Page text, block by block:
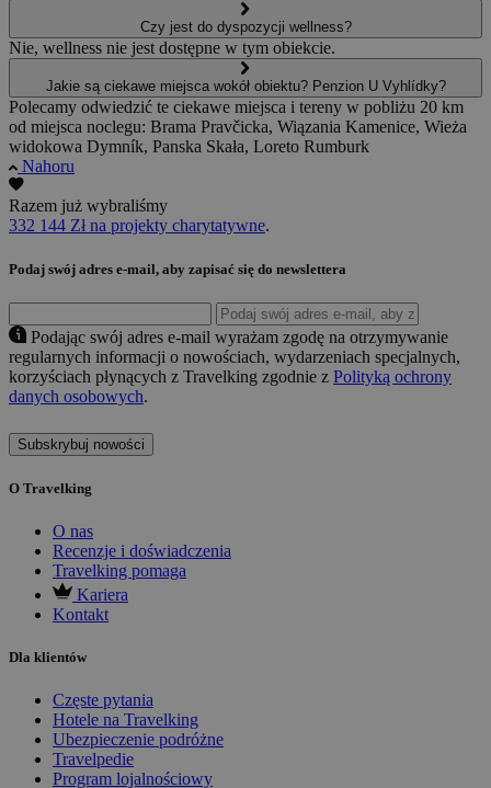
Czy jest do dyspozycji wellness?
Nie, wellness nie jest dostępne w tym obiekcie.
Jakie są ciekawe miejsca wokół obiektu? Penzion U Vyhlídky?
Polecamy odwiedzić te ciekawe miejsca i tereny w pobliżu 20 km
od miejsca noclegu: Brama Pravčicka, Wiązania Kamenice, Wieża
widokowa Dymník, Panska Skała, Loreto Rumburk
Nahoru
Razem już wybraliśmy
332 144 Zł na projekty charytatywne.
Podaj swój adres e-mail, aby zapisać się do newslettera
Podając swój adres e-mail wyrażam zgodę na otrzymywanie
regularnych informacji o nowościach, wydarzeniach specjalnych,
korzyściach płynących z Travelking zgodnie z Polityką ochrony
danych osobowych.
Subskrybuj nowości
O Travelking
O nas
Recenzje i doświadczenia
Travelking pomaga
Kariera
Kontakt
Dla klientów
Częste pytania
Hotele na Travelking
Ubezpieczenie podróżne
Travelpedie
Program lojalnościowy